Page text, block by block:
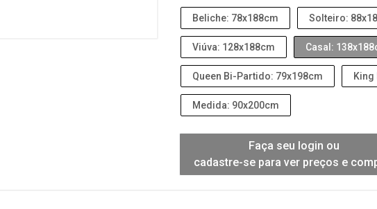
Beliche: 78x188cm Solteiro:
Viúva: 128x188cm Casal:
Queen Bi-Partido: 79x198cm
Medida: 90x200cm
Faça seu login ou
cadastre-se para ver preços e